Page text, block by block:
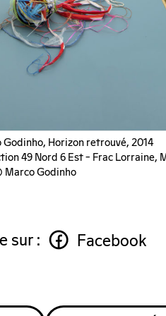
Godinho, Horizon retrouvé, 2014
49 Nord 6 Est – Frac Lorraine,
Marco Godinho
sur : Facebook